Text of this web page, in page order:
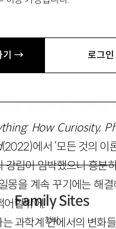
기 → 로그
지 기대가 없었다. 과학
How Curiosity,
(2022)에서 ‘모든 것의
강림이 임박했으니 흥분
몽을 계속 꾸기에는 해
어할밖에.
과학계 안에서의 변화
Family Sites
창비